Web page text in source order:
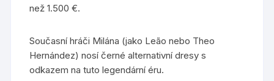
než 1.500 €.
Současní hráči Milána (jako Leão nebo Theo
Hernández) nosí černé alternativní dresy s
odkazem na tuto legendární éru.